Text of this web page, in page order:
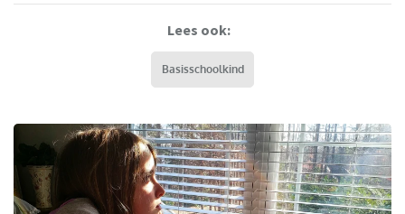
Lees ook:
Basisschoolkind